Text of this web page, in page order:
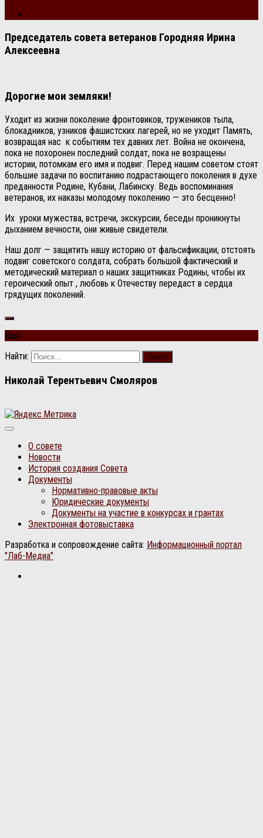
Председатель совета ветеранов Городняя Ирина
Алексеевна
Дорогие мои земляки!
Уходит из жизни поколение фронтовиков, тружеников тыла,
блокадников, узников фашистских лагерей, но не уходит Память,
возвращая нас к событиям тех давних лет. Война не окончена,
пока не похоронен последний солдат, пока не возращены
истории, потомкам его имя и подвиг. Перед нашим советом стоят
большие задачи по воспитанию подрастающего поколения в духе
преданности Родине, Кубани, Лабинску. Ведь воспоминания
ветеранов, их наказы молодому поколению — это бесценно!
Их уроки мужества, встречи, экскурсии, беседы проникнуты
дыханием вечности, они живые свидетели.
Наш долг — защитить нашу историю от фальсификации, отстоять
подвиг советского солдата, собрать большой фактический и
методический материал о наших защитниках Родины, чтобы их
героический опыт , любовь к Отечеству передаст в сердца
грядущих поколений.
Ещё
Найти:
Николай Терентьевич Смоляров
О совете
Новости
История создания Совета
Документы
Нормативно-правовые акты
Юридические документы
Документы на участие в конкурсах и грантах
Электронная фотовыставка
Разработка и сопровождение сайта: Информационный портал
"Лаб-Медиа"